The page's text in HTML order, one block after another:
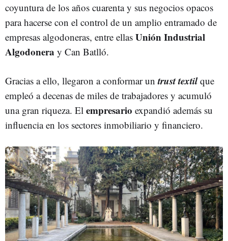
coyuntura de los años cuarenta y sus negocios opacos
para hacerse con el control de un amplio entramado de
empresas algodoneras, entre ellas Unión Industrial
Algodonera y Can Batlló.
Gracias a ello, llegaron a conformar untrust textil que
empleó a decenas de miles de trabajadores y acumuló
una gran riqueza. El empresario expandió además su
influencia en los sectores inmobiliario y financiero.